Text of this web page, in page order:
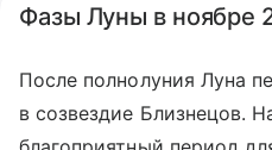
Фазы Луны в ноябре
После полнолуния Луна
в созвездие Близнецов.